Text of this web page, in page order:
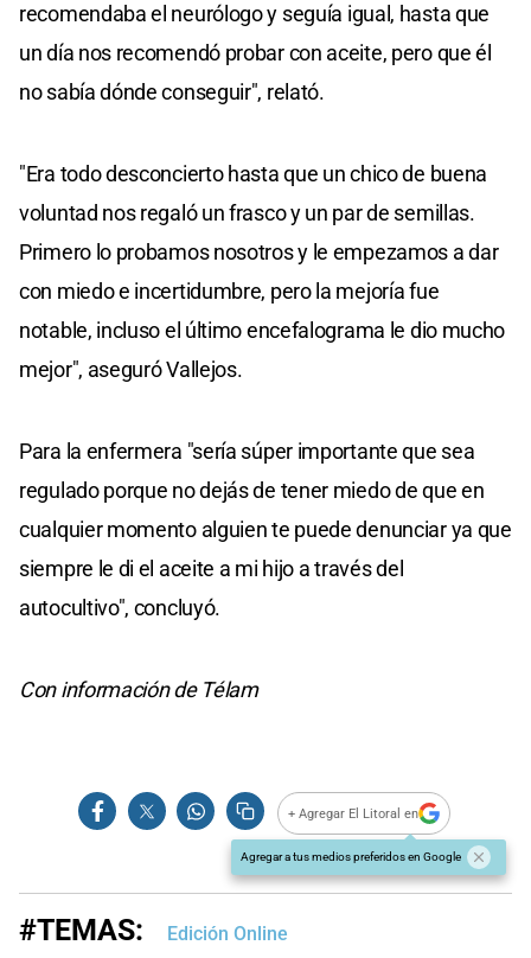
recomendaba el neurólogo y seguía igual, hasta que
un día nos recomendó probar con aceite, pero que él
no sabía dónde conseguir", relató.
"Era todo desconcierto hasta que un chico de buena
voluntad nos regaló un frasco y un par de semillas.
Primero lo probamos nosotros y le empezamos a dar
con miedo e incertidumbre, pero la mejoría fue
notable, incluso el último encefalograma le dio mucho
mejor", aseguró Vallejos.
Para la enfermera "sería súper importante que sea
regulado porque no dejás de tener miedo de que en
cualquier momento alguien te puede denunciar ya que
siempre le di el aceite a mi hijo a través del
autocultivo", concluyó.
Con información de Télam
+ Agregar El Litoral en
Agregar a tus medios preferidos en Google
#TEMAS: Edición Online